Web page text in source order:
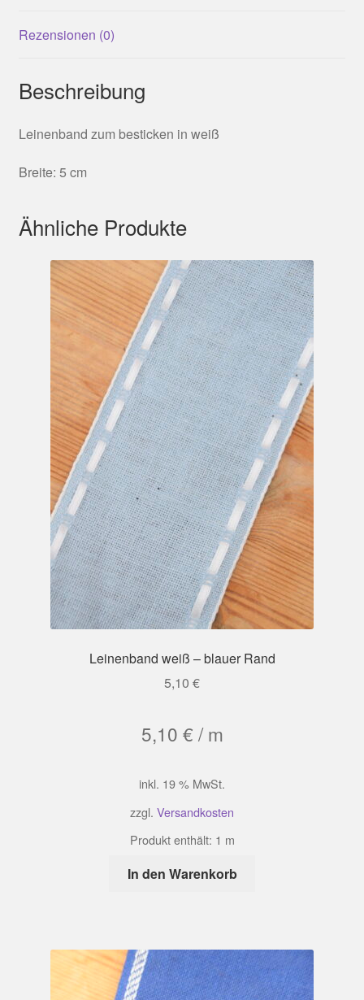
Rezensionen (0)
Beschreibung
Leinenband zum besticken in weiß
Breite: 5 cm
Ähnliche Produkte
Leinenband weiß – blauer Rand
5,10 €
5,10 € /m
inkl. 19 % MwSt.
zzgl. Versandkosten
Produkt enthält: 1 m
In den Warenkorb